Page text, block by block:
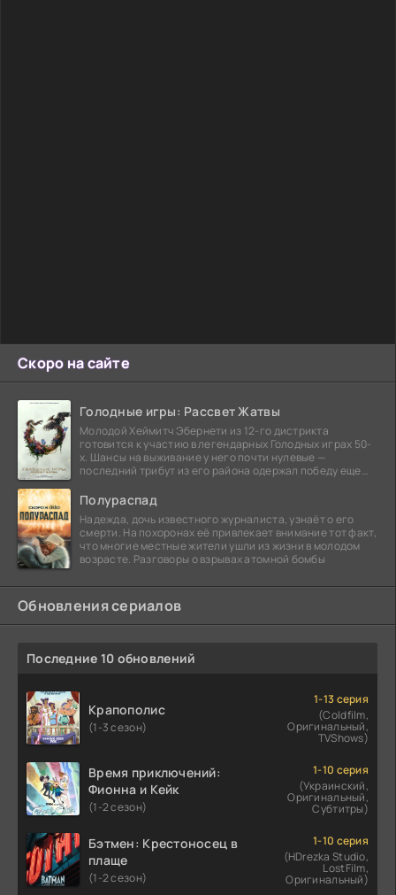
Скоро на сайте
Голодные игры: Рассвет Жатвы
Молодой Хеймитч Эбернети из 12-го дистрикта
готовится к участию в легендарных Голодных играх 50-
х. Шансы на выживание у него почти нулевые —
последний трибут из его района одержал победу еще
Полураспад
Надежда, дочь известного журналиста, узнаёт о его
смерти. На похоронах её привлекает внимание тот факт,
что многие местные жители ушли из жизни в молодом
возрасте. Разговоры о взрывах атомной бомбы
Обновления сериалов
Последние 10 обновлений
Крапополис
(1-3 сезон)
1-13 серия
(Coldfilm,
Оригинальный,
TVShows)
Время приключений:
Фионна и Кейк
(1-2 сезон)
1-10 серия
(Украинский,
Оригинальный,
Субтитры)
Бэтмен: Крестоносец в
плаще
(1-2 сезон)
1-10 серия
(HDrezka Studio,
LostFilm,
Оригинальный)